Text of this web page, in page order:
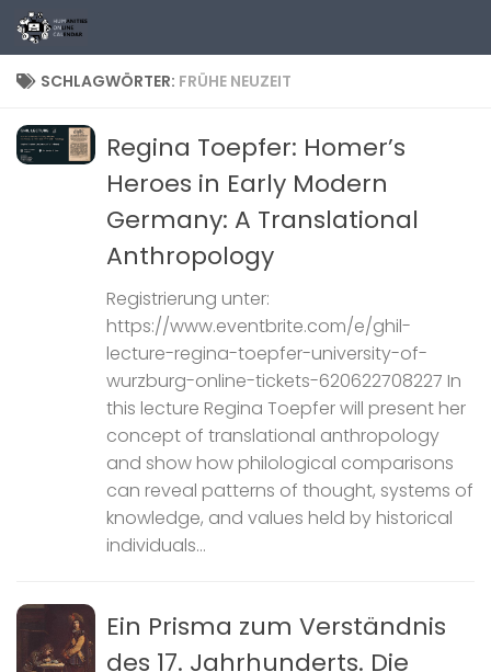
Zum Inhalt springen
SCHLAGWÖRTER: FRÜHE NEUZEIT
Regina Toepfer: Homer’s
Heroes in Early Modern
Germany: A Translational
Anthropology
Registrierung unter:
https://www.eventbrite.com/e/ghil-
lecture-regina-toepfer-university-of-
wurzburg-online-tickets-620622708227 In
this lecture Regina Toepfer will present her
concept of translational anthropology
and show how philological comparisons
can reveal patterns of thought, systems of
knowledge, and values held by historical
individuals...
Ein Prisma zum Verständnis
des 17. Jahrhunderts. Die